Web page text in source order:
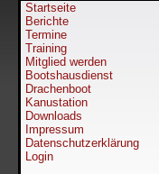
Startseite
Berichte
Termine
Training
Mitglied werden
Bootshausdienst
Drachenboot
Kanustation
Downloads
Impressum
Datenschutzerklärung
Login